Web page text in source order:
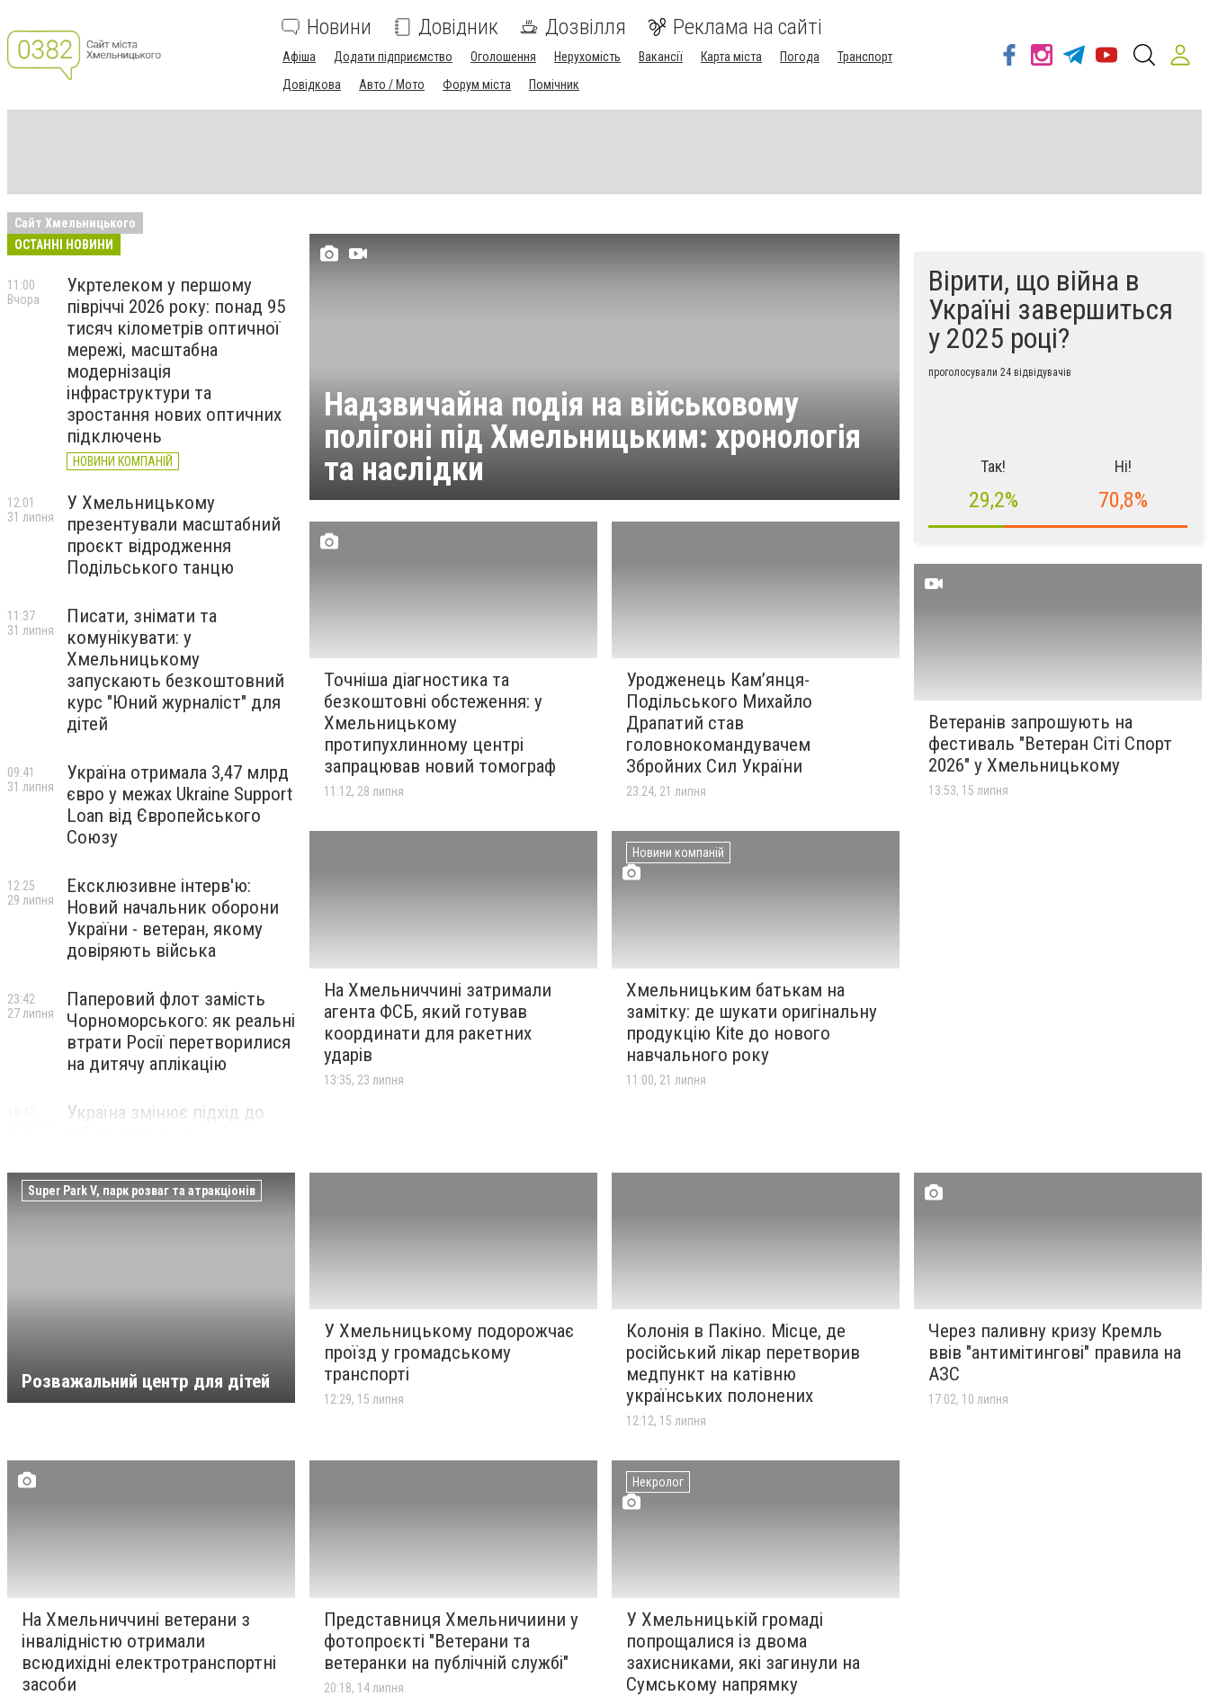
Новини Довідник Дозвілля Реклама на сайті
Афіша Додати підприємство Оголошення Нерухомість Вакансії Карта міста Погода
Транспорт
Довідкова
Авто / Мото Форум міста Помічник
Сайт Хмельницького
ОСТАННІ НОВИНИ
Укртелеком у першому
півріччі 2026 року: понад 95
тисяч кілометрів оптичної
мережі, масштабна
модернізація
інфраструктури та
зростання нових оптичних
підключень
НОВИНИ КОМПАНІЙ
11:00
Вчора
У Хмельницькому
презентували масштабний
проєкт відродження
Подільського танцю
12:01
31 липня
Писати, знімати та
комунікувати: у
Хмельницькому
запускають безкоштовний
курс "Юний журналіст" для
дітей
11:37
31 липня
Україна отримала 3,47 млрд
євро у межах Ukraine Support
Loan від Європейського
Союзу
09:41
31 липня
Ексклюзивне інтерв'ю:
Новий начальник оборони
України - ветеран, якому
довіряють війська
12:25
29 липня
Паперовий флот замість
Чорноморського: як реальні
втрати Росії перетворилися
на дитячу аплікацію
23:42
27 липня
Україна змінює підхід до
Добродії в Севастополі
18:40
головнокомандувачем
Збройних Сил України
Ветеранів запрошують на
фестиваль "Ветеран Сіті
Спорт 2026" у
Хмельницькому
15 липня
Надзвичайна подія на військовому
полігоні під Хмельницьким: хронологія
та наслідки
Точніша діагностика та
безкоштовні обстеження: у
Хмельницькому
протипухлинному центрі
запрацював новий томограф
11:12, 28 липня
Уродженець Кам’янця-
Подільського Михайло
Драпатий став
головнокомандувачем
Збройних Сил України
23:24, 21 липня
На Хмельниччині затримали
агента ФСБ, який готував
координати для ракетних
ударів
13:35, 23 липня
Новини компаній
Хмельницьким батькам на
замітку: де шукати оригінальну
продукцію Kite до нового
навчального року
11:00, 21 липня
Вірити, що війна в
Україні завершиться
у 2025 році?
проголосували 24 відвідувачів
Так!
29,2%
Ні!
70,8%
Ветеранів запрошують на
фестиваль "Ветеран Сіті Спорт
2026" у Хмельницькому
13:53, 15 липня
Super Park V, парк розваг та атракціонів
Розважальний центр для дітей
У Хмельницькому подорожчає
проїзд у громадському
транспорті
12:29, 15 липня
Колонія в Пакіно. Місце, де
російський лікар перетворив
медпункт на катівню
українських полонених
12:12, 15 липня
На Хмельниччині ветерани з
інвалідністю отримали
всюдихідні електротранспортні
засоби
Представниця Хмельничиини у
фотопроєкті "Ветерани та
ветеранки на публічній службі"
20:18, 14 липня
Некролог
У Хмельницькій громаді
попрощалися із двома
захисниками, які загинули на
Сумському напрямку
Через паливну кризу Кремль
ввів "антимітингові" правила на
АЗС
17:02, 10 липня